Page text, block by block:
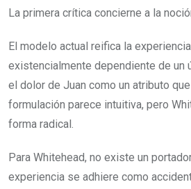
La primera crítica concierne a la
El modelo actual reifica la
existencialmente dependiente de un
el dolor de Juan como un atributo
formulación parece intuitiva, pero
forma radical.
Para Whitehead, no existe un
experiencia se adhiere como